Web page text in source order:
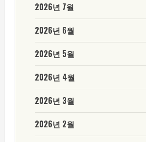
2026년 7월
2026년 6월
2026년 5월
2026년 4월
2026년 3월
2026년 2월